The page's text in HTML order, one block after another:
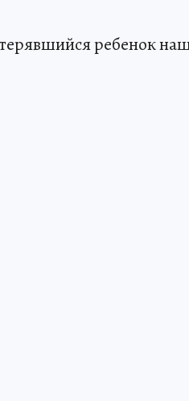
ребенок